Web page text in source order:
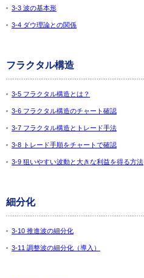
3-3 波の基本形
3-4 ダウ理論との関係
フラクタル構造
3-5 フラクタル構造とは？
3-6 フラクタル構造のチャート確認
3-7 フラクタル構造とトレード手法
3-8 トレード手順をチャートで確認
3-9 狙いやすい波動と大きな利益を得る方法
細分化
3-10 推進波の細分化
3-11 調整波の細分化（導入）